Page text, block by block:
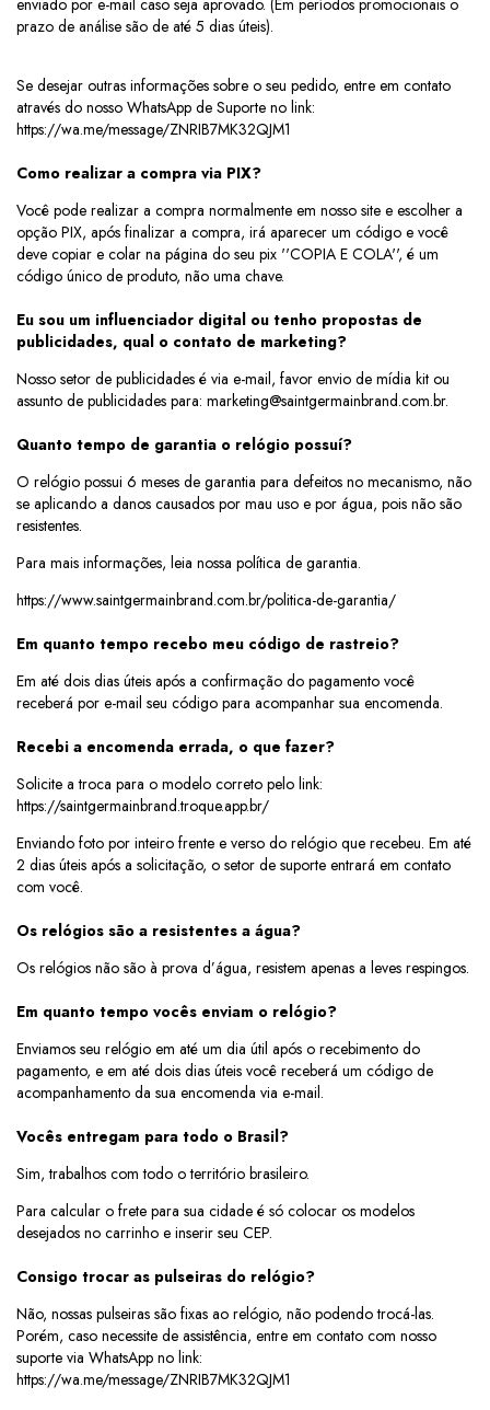
prazo de análise são de até 5 dias úteis).
Se desejar outras informações sobre o seu pedido, entre em contato
através do nosso WhatsApp de Suporte no link:
https://wa.me/message/ZNRIB7MK32QJM1
Como realizar a compra via PIX?
Você pode realizar a compra normalmente em nosso site e escolher a
opção PIX, após finalizar a compra, irá aparecer um código e você
deve copiar e colar na página do seu pix ''COPIA E COLA'', é um
código único de produto, não uma chave.
Eu sou um influenciador digital ou tenho propostas de
publicidades, qual o contato de marketing?
Nosso setor de publicidades é via e-mail, favor envio de mídia kit ou
assunto de publicidades para: marketing@saintgermainbrand.com.br.
Quanto tempo de garantia o relógio possuí?
O relógio possui 6 meses de garantia para defeitos no mecanismo, não
se aplicando a danos causados por mau uso e por água, pois não são
resistentes.
Para mais informações, leia nossa política de garantia.
https://www.saintgermainbrand.com.br/politica-de-garantia/
Em quanto tempo recebo meu código de rastreio?
Em até dois dias úteis após a confirmação do pagamento você
receberá por e-mail seu código para acompanhar sua encomenda.
Recebi a encomenda errada, o que fazer?
Solicite a troca para o modelo correto pelo link:
https://saintgermainbrand.troque.app.br/
Enviando foto por inteiro frente e verso do relógio que recebeu. Em até
2 dias úteis após a solicitação, o setor de suporte entrará em contato
com você.
Os relógios são a resistentes a água?
Os relógios não são à prova d’água, resistem apenas a leves respingos.
Em quanto tempo vocês enviam o relógio?
Enviamos seu relógio em até um dia útil após o recebimento do
pagamento, e em até dois dias úteis você receberá um código de
acompanhamento da sua encomenda via e-mail.
Vocês entregam para todo o Brasil?
Sim, trabalhos com todo o território brasileiro.
Para calcular o frete para sua cidade é só colocar os modelos
desejados no carrinho e inserir seu CEP.
Consigo trocar as pulseiras do relógio?
Não, nossas pulseiras são fixas ao relógio, não podendo trocá-las.
Porém, caso necessite de assistência, entre em contato com nosso
suporte via WhatsApp no link:
https://wa.me/message/ZNRIB7MK32QJM1